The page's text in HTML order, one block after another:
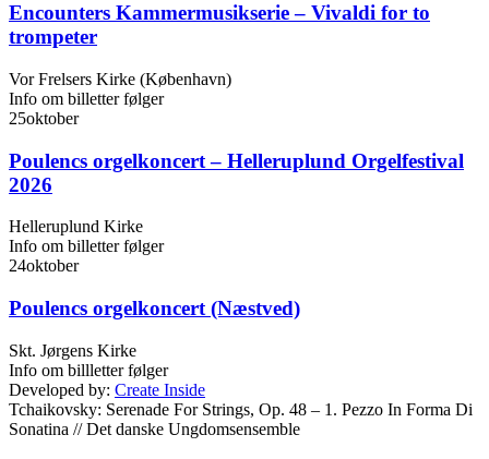
Encounters Kammermusikserie – Vivaldi for to
trompeter
Vor Frelsers Kirke (København)
Info om billetter følger
25oktober
Poulencs orgelkoncert – Helleruplund Orgelfestival
2026
Helleruplund Kirke
Info om billetter følger
24oktober
Poulencs orgelkoncert (Næstved)
Skt. Jørgens Kirke
Info om billletter følger
Developed by: Create Inside
Tchaikovsky: Serenade For Strings, Op. 48 – 1. Pezzo In Forma Di
Sonatina //Det danske Ungdomsensemble